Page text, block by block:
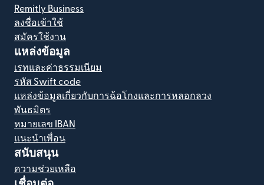
Remitly Business
ลงชื่อเข้าใช้
สมัครใช้งาน
แหล่งข้อมูล
เรทและค่าธรรมเนียม
รหัส Swift code
แหล่งข้อมูลเกี่ยวกับการฉ้อโกงและการหลอกลวง
พันธมิตร
หมายเลข IBAN
แนะนำเพื่อน
สนับสนุน
ความช่วยเหลือ